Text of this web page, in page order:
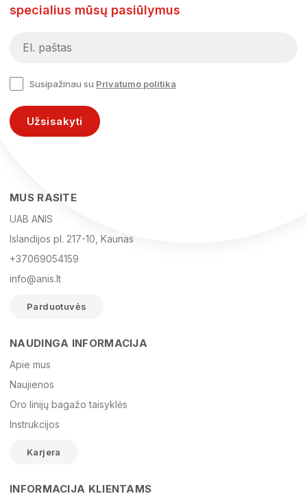
El. paštas
Žinutė
specialius mūsų pasiūlymus
Susipažinau su Privatumo politika
Užsisakyti
MUS RASITE
UAB ANIS
Islandijos pl. 217-10, Kaunas
+37069054159
info@anis.lt
Parduotuvės
NAUDINGA INFORMACIJA
Apie mus
Naujienos
Oro linijų bagažo taisyklės
Instrukcijos
Karjera
INFORMACIJA KLIENTAMS